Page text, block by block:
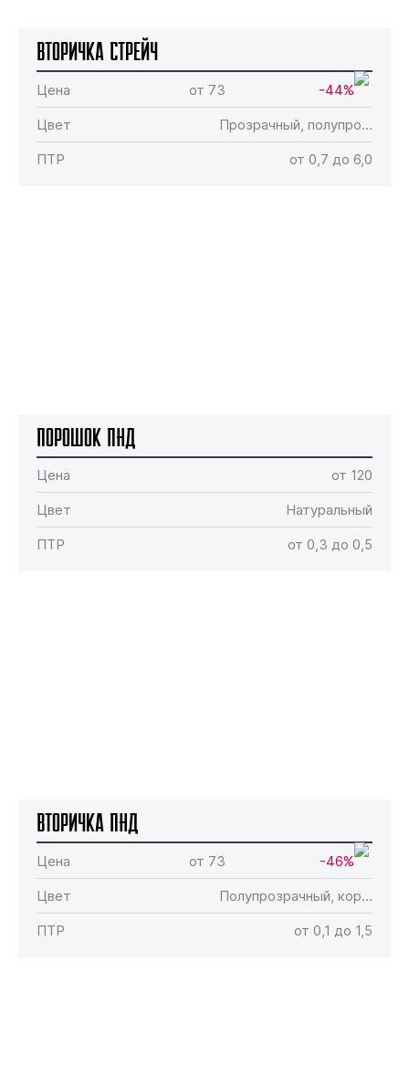
Вторичка Стрейч
Цена от 73
-44%
Цвет
Прозрачный, полупро…
ПТР
от 0,7 до 6,0
Порошок ПНД
Цена
от 120
Цвет
Натуральный
ПТР
от 0,3 до 0,5
Вторичка ПНД
Цена от 73
-46%
Цвет
Полупрозрачный, кор…
ПТР
от 0,1 до 1,5